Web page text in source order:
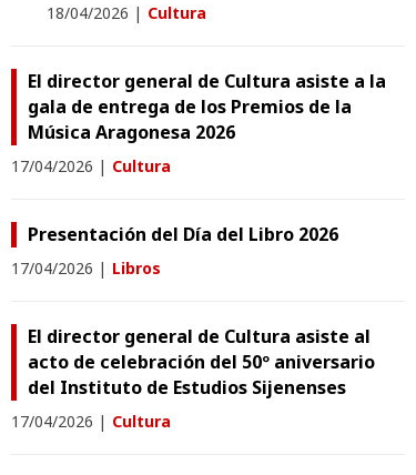
18/04/2026 | Cultura
El director general de Cultura asiste a la
gala de entrega de los Premios de la
Música Aragonesa 2026
17/04/2026 | Cultura
Presentación del Día del Libro 2026
17/04/2026 | Libros
El director general de Cultura asiste al
acto de celebración del 50º aniversario
del Instituto de Estudios Sijenenses
17/04/2026 | Cultura